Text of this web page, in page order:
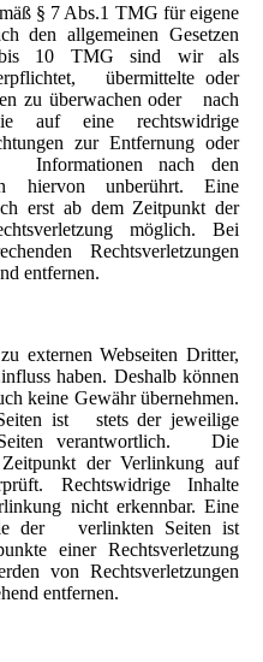
§ 7 Abs.1 TMG für eigene
den allgemeinen Gesetzen
10 TMG sind wir als
übermittelte oder
zu überwachen oder nach
auf eine rechtswidrige
zur Entfernung oder
Informationen nach den
hiervon unberührt. Eine
erst ab dem Zeitpunkt der
möglich. Bei
Rechtsverletzungen
entfernen.
externen Webseiten Dritter,
haben. Deshalb können
keine Gewähr übernehmen.
ist stets der jeweilige
verantwortlich. Die
der Verlinkung auf
Rechtswidrige Inhalte
nicht erkennbar. Eine
der verlinkten Seiten ist
einer Rechtsverletzung
von Rechtsverletzungen
entfernen.